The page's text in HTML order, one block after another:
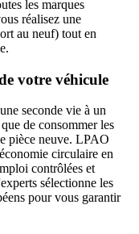
les marques
réalisez une
au neuf) tout en
votre véhicule
seconde vie à un
de consommer les
pièce neuve. LPAO
circulaire en
contrôlées et
sélectionne les
pour vous garantir